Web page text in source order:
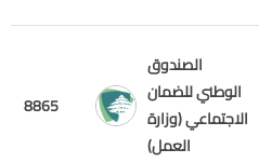
8865
الصندوق
الوطني للضمان
الاجتماعي (وزارة
العمل)